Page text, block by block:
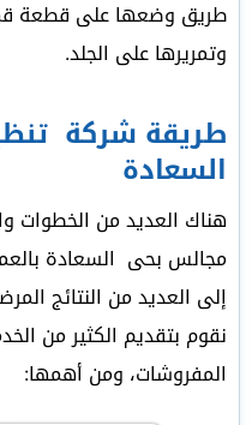
طريق وضعها على قطعة
وتمريرها على الجلد.
طريقة شركة
السعادة
هناك العديد من
مجالس بحى السعادة
إلى العديد من النتائج
نقوم بتقديم الكثير من
المفروشات، ومن أهمها: